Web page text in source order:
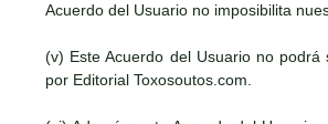
Acuerdo del Usuario no imposibilita
(v) Este Acuerdo del Usuario no
por Editorial Toxosoutos.com.